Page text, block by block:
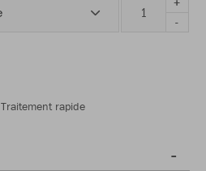
-
Traitement rapide